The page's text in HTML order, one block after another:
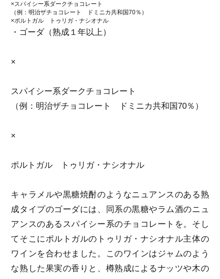
×スパイシー系ダークチョコレート
（例：明治ザチョコレート ドミニカ共和国70％）
×ポルトガル トゥリガ・ナシオナル
・ゴーダ（熟成１年以上）
×
スパイシー系ダークチョコレート
（例：明治ザチョコレート ドミニカ共和国70％）
×
ポルトガル トゥリガ・ナシオナル
キャラメルや黒糖焼酎のようなニュアンスのある熟
成タイプのゴーダには、同系の黒糖やラム酒のニュ
アンスのあるスパイシー系のチョコレートを。そし
てそこにポルトガルのトゥリガ・ナシオナル主体の
ワインを合わせました。このワインはジャムのよう
な熟した果実の香りと、樽熟成によるナッツや木の